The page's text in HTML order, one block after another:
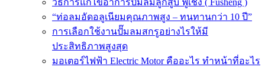
วิธีการแก้ไขอาการปั๊มลมลูกสูบ ฟูเช็ง ( Fusheng )
“ท่อลมอัดอลูเนียมคุณภาพสูง – ทนทานกว่า 10 ปี”
การเลือกใช้งานปั๊มลมสกรูอย่างไรให้มี
ประสิทธิภาพสูงสุด
มอเตอร์ไฟฟ้า Electric Motor คืออะไร ทำหน้าที่อะไร